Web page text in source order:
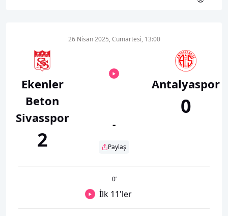
Ekenler
Beton
Sivasspor
2
26 Nisan 2025, Cumartesi, 13:00
-
Paylaş
Antalyaspor
0
0’
İlk 11'ler